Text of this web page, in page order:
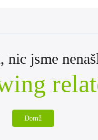
nic jsme
Domů